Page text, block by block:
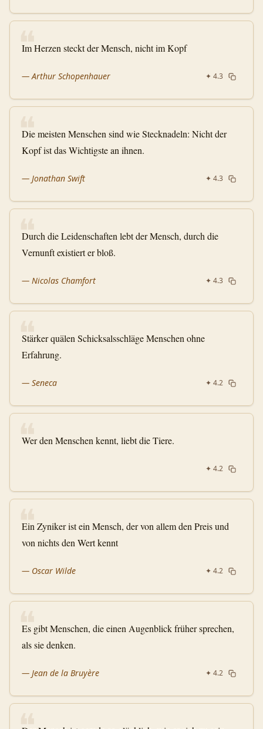
❝
Im Herzen steckt der Mensch, nicht im Kopf
—Arthur Schopenhauer ✦ 4.3
❝
Die meisten Menschen sind wie Stecknadeln: Nicht der
Kopf ist das Wichtigste an ihnen.
— Jonathan Swift ✦ 4.3
❝
Durch die Leidenschaften lebt der Mensch, durch die
Vernunft existiert er bloß.
— Nicolas Chamfort ✦ 4.3
❝
Stärker quälen Schicksalsschläge Menschen ohne
Erfahrung.
— Seneca ✦ 4.2
❝
Wer den Menschen kennt, liebt die Tiere.
✦ 4.2
❝
Ein Zyniker ist ein Mensch, der von allem den Preis und
von nichts den Wert kennt
— Oscar Wilde ✦ 4.2
❝
Es gibt Menschen, die einen Augenblick früher sprechen,
als sie denken.
— Jean de la Bruyère ✦ 4.2